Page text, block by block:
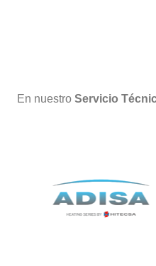
En nuestro Servicio